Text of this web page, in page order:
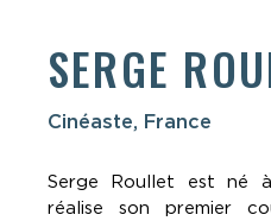
SERGE
Cinéaste, France
Serge Roullet est né
réalise son premier